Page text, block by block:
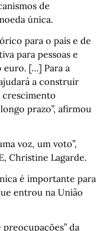
de
única.
para o país e de
para pessoas e
euro. […] Para a
a construir
crescimento
prazo”, afirmou
voz, um voto”,
Christine Lagarde.
é importante para
entrou na União
preocupações” da